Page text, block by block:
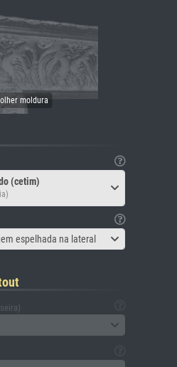
(cetim)
espelhada na lateral